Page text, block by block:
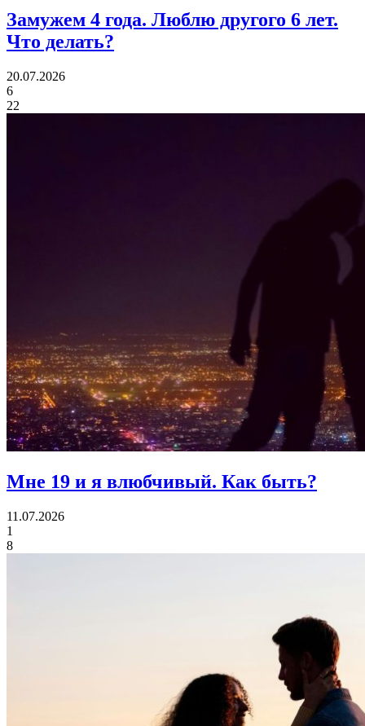
Замужем 4 года. Люблю другого 6 лет.
Что делать?
20.07.2026
6
22
Мне 19 и я влюбчивый. Как быть?
11.07.2026
1
8